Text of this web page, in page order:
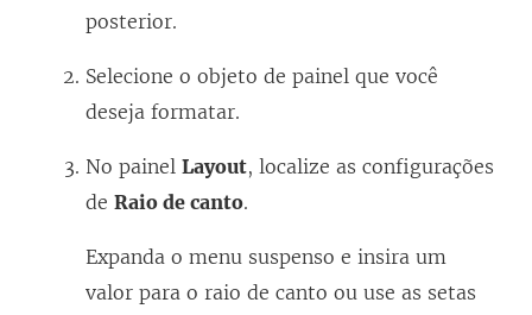
posterior.
Selecione o objeto de painel que você
deseja formatar.
No painel Layout, localize as configurações
de Raio de canto.
Expanda o menu suspenso e insira um
valor para o raio de canto ou use as setas